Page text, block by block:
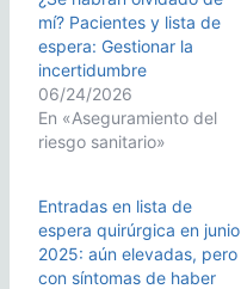
mí? Pacientes y lista de
espera: Gestionar la
incertidumbre
06/24/2026
En «Aseguramiento del
riesgo sanitario»
Entradas en lista de
espera quirúrgica en junio
2025: aún elevadas, pero
con síntomas de haber